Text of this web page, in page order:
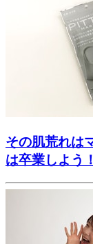
その肌荒れは
は卒業しよう！